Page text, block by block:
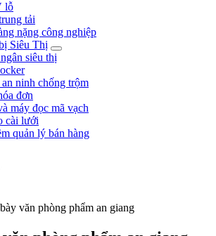
lỗ
tải
nặng công nghiệp
Siêu Thị
siêu thị
ninh chống trộm
đơn
máy đọc mã vạch
cài lưới
quản lý bán hàng
văn phòng phẩm an giang